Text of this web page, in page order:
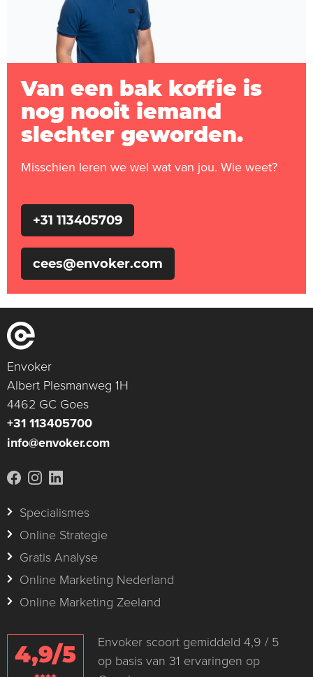
Van een bak koffie is
nog nooit iemand
slechter geworden.
Misschien leren we wel wat van jou. Wie weet?
+31 113405709
cees@envoker.com
Envoker
Albert Plesmanweg 1H
4462 GC Goes
+31 113405700
info@envoker.com
Specialismes
Online Strategie
Gratis Analyse
Online Marketing Nederland
Online Marketing Zeeland
4,9/5
Envoker scoort gemiddeld 4,9 / 5
op basis van 31 ervaringen op